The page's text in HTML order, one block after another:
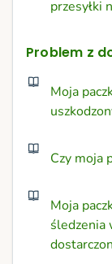
przesyłki
Problem z
Moja
Czy moja
Moja
śledzenia